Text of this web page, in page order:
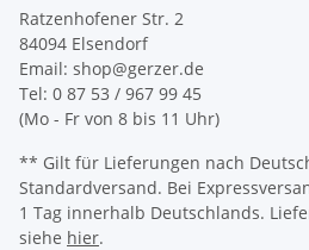
Ratzenhofener Str. 2
84094 Elsendorf
Email: shop@gerzer.de
Tel: 0 87 53 / 967 99 45
(Mo - Fr von 8 bis 11 Uhr)
** Gilt für Lieferungen nach
Standardversand. Bei
1 Tag innerhalb Deutschlands.
siehe hier.